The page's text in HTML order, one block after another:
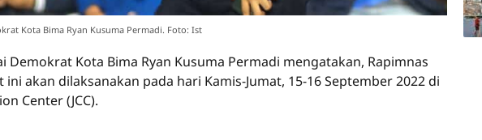
Kota Bima Ryan Kusuma Permadi. Foto: Ist
Demokrat Kota Bima Ryan Kusuma Permadi mengatakan, Rapimnas
akan dilaksanakan pada hari Kamis-Jumat, 15-16 September 2022 di
Center (JCC).